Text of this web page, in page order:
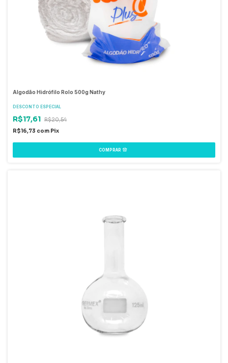
Algodão Hidrófilo Rolo 500g Nathy
DESCONTO ESPECIAL
R$17,61 R$20,54
R$16,73 com Pix